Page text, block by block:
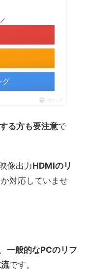
グ
ポチップ
る方も要注意で
像出力HDMIの リ
対応していませ
一般的なPCのリフ
です。